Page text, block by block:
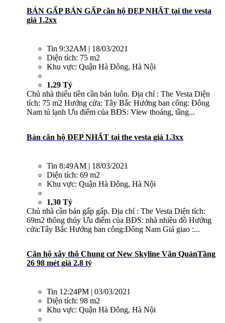
BÁN GẤP BÁN GẤP căn hộ ĐẸP NHẤT tại the vesta
giá 1.2xx
Tin 9:32AM | 18/03/2021
Diện tích: 75 m2
Khu vực: Quận Hà Đông, Hà Nội
1,29 Tỷ
Chủ nhà thiếu tiền cần bán luôn. Địa chỉ : The Vesta Diện
tích: 75 m2 Hướng cửa: Tây Bắc Hướng ban công: Đông
Nam tủ lạnh Ưu điểm của BĐS: View thoáng, tầng...
Bán căn hộ ĐẸP NHẤT tại the vesta giá 1.3xx
Tin 8:49AM | 18/03/2021
Diện tích: 69 m2
Khu vực: Quận Hà Đông, Hà Nội
1,30 Tỷ
Chủ nhà cần bán gấp gấp. Địa chỉ : The Vesta Diện tích:
69m2 thông thủy Ưu điểm của BĐS: nhà nhiều đồ Hướng
cửa:Tây Bắc Hướng ban công:Đông Nam Giá giao :...
Căn hộ xây thô Chung cư New Skyline Văn QuánTầng
26 98 mét giá 2.8 tỷ
Tin 12:24PM | 03/03/2021
Diện tích: 98 m2
Khu vực: Quận Hà Đông, Hà Nội